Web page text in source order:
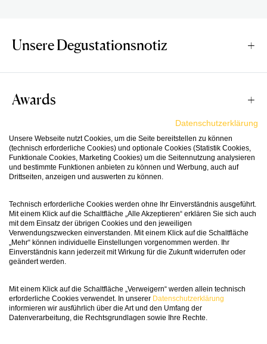
Unsere Degustationsnotiz
schimmern auch schwarze Reflexe, der
konzentrierte Duft erinnert an Brombeeren,
schwarze Johannisbeeren und Pflaumen sowie
mediterrane Kräuter, Gewürze und Tabak. Am
saftig und opulent mit Aromen von reifen
dunklen Früchten, erdiger, pflanzlicher und
röstiger Würze, geschmeidigem Tannin,
harmonischer Säure, mineralischen Anklängen
und einem vollmundigen, runden Abgang.
Awards
94
Wine in
Black
Markus Schneider ist nicht nur einer der
profiliertesten Winzer in der Pfalz, sondern auch
einer der bekanntesten in ganz Deutschland. Mit
seinen ausdrucksstarken Kreationen sorgt er
dem ‚Tohuwabohu‘ einmal mehr sein
beeindruckendes Rotwein-Talent. Bravo!
Passt Zu
Schmeichelt auch Street-Food-Favoriten wie
Pulled Pork.
Vinifikation
Merlot, Cabernet Franc, Petit Verdot und
Cabernet Sauvignon gedeihen in den sonnigen
dieser Wein auf äusserst genussvolle Weise. Die
Trauben werden in vollreifem Zustand selektiv
gelesen und nach Rebsorten getrennt auf der
Fact Sheet
Artikelnummer 189995
Datenschutzerklärung
Unsere Webseite nutzt Cookies, um die Seite bereitstellen zu können
(technisch erforderliche Cookies) und optionale Cookies (Statistik Cookies,
Funktionale Cookies, Marketing Cookies) um die Seitennutzung analysieren
und bestimmte Funktionen anbieten zu können und Werbung, auch auf
Drittseiten, anzeigen und auswerten zu können.
Technisch erforderliche Cookies werden ohne Ihr Einverständnis ausgeführt.
Mit einem Klick auf die Schaltfläche „Alle Akzeptieren“ erklären Sie sich auch
mit dem Einsatz der übrigen Cookies und den jeweiligen
Verwendungszwecken einverstanden. Mit einem Klick auf die Schaltfläche
„Mehr“ können individuelle Einstellungen vorgenommen werden. Ihr
Einverständnis kann jederzeit mit Wirkung für die Zukunft widerrufen oder
geändert werden.
Mit einem Klick auf die Schaltfläche „Verweigern“ werden allein technisch
erforderliche Cookies verwendet. In unserer Datenschutzerklärung
informieren wir ausführlich über die Art und den Umfang der
Datenverarbeitung, die Rechtsgrundlagen sowie Ihre Rechte.